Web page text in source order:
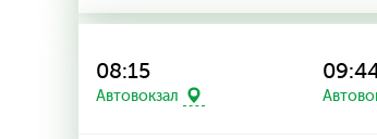
08:15
Автовокзал